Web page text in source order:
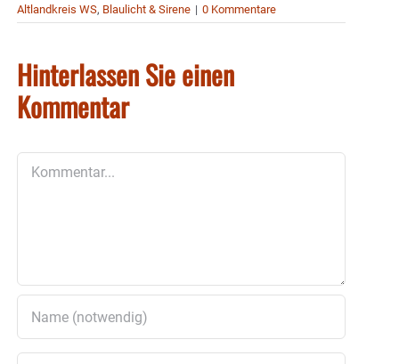
Altlandkreis WS, Blaulicht & Sirene | 0 Kommentare
Hinterlassen Sie einen
Kommentar